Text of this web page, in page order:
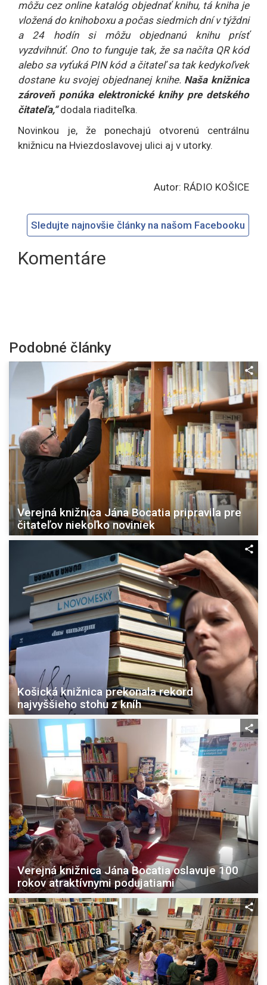
môžu cez online katalóg objednať knihu, tá kniha je
vložená do knihoboxu a počas siedmich dní v týždni
a 24 hodín si môžu objednanú knihu prísť
vyzdvihnúť. Ono to funguje tak, že sa načíta QR kód
alebo sa vyťuká PIN kód a čitateľ sa tak kedykoľvek
dostane ku svojej objednanej knihe.Naša knižnica
zároveň ponúka elektronické knihy pre detského
čitateľa,“dodala riaditeľka.
Novinkou je, že ponechajú otvorenú centrálnu
knižnicu na Hviezdoslavovej ulici aj v utorky.
Autor: RÁDIO KOŠICE
Sledujte najnovšie články na našom Facebooku
Komentáre
Podobné články
Verejná knižnica Jána Bocatia pripravila pre
čitateľov niekoľko noviniek
Košická knižnica prekonala rekord
najvyššieho stohu z kníh
Verejná knižnica Jána Bocatia oslavuje 100
rokov atraktívnymi podujatiami